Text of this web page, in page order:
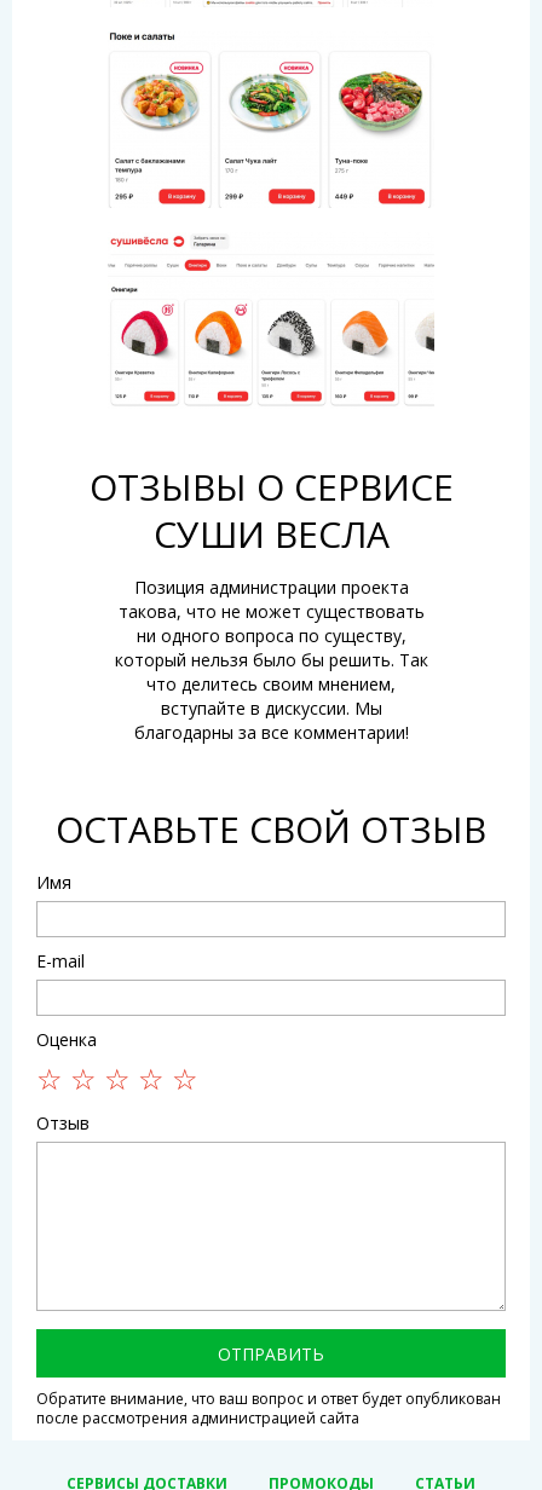
ОТЗЫВЫ О СЕРВИСЕ
СУШИ ВЕСЛА
Позиция администрации проекта
такова, что не может существовать
ни одного вопроса по существу,
который нельзя было бы решить. Так
что делитесь своим мнением,
вступайте в дискуссии. Мы
благодарны за все комментарии!
ОСТАВЬТЕ СВОЙ ОТЗЫВ
Имя
E-mail
Оценка
Отзыв
ОТПРАВИТЬ
Обратите внимание, что ваш вопрос и ответ будет опубликован
после рассмотрения администрацией сайта
СЕРВИСЫ ДОСТАВКИ ПРОМОКОДЫ СТАТЬИ